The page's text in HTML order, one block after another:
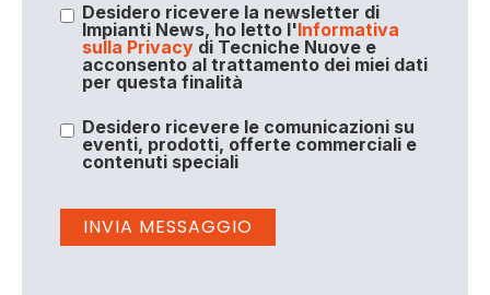
Desidero ricevere la newsletter di
Impianti News, ho letto l'Informativa
sulla Privacydi Tecniche Nuove e
acconsento al trattamento dei miei dati
per questa finalità
Desidero ricevere le comunicazioni su
eventi, prodotti, offerte commerciali e
contenuti speciali